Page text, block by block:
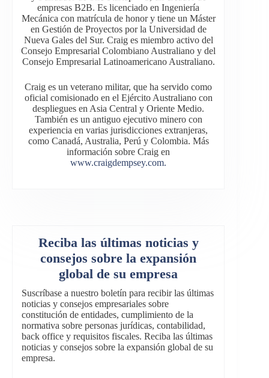
empresas B2B. Es licenciado en Ingeniería
Mecánica con matrícula de honor y tiene un Máster
en Gestión de Proyectos por la Universidad de
Nueva Gales del Sur. Craig es miembro activo del
Consejo Empresarial Colombiano Australiano y del
Consejo Empresarial Latinoamericano Australiano.
Craig es un veterano militar, que ha servido como
oficial comisionado en el Ejército Australiano con
despliegues en Asia Central y Oriente Medio.
También es un antiguo ejecutivo minero con
experiencia en varias jurisdicciones extranjeras,
como Canadá, Australia, Perú y Colombia. Más
información sobre Craig en
www.craigdempsey.com.
Reciba las últimas noticias y
consejos sobre la expansión
global de su empresa
Suscríbase a nuestro boletín para recibir las últimas
noticias y consejos empresariales sobre
constitución de entidades, cumplimiento de la
normativa sobre personas jurídicas, contabilidad,
back office y requisitos fiscales. Reciba las últimas
noticias y consejos sobre la expansión global de su
empresa.